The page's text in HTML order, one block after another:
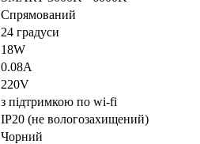
Спрямований
24 градуси
18W
0.08А
220V
з підтримкою по wi-fi
IP20 (не вологозахищений)
Чорний